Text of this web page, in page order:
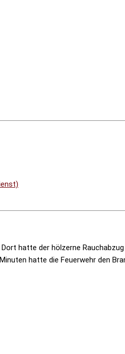
hatte der hölzerne
hatte die Feuerwehr den